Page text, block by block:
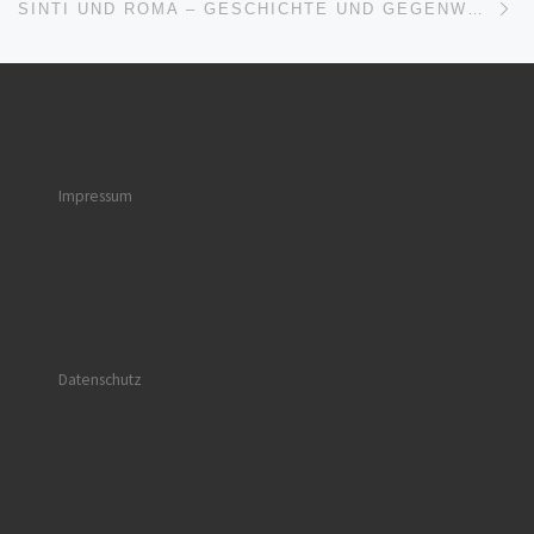
Impressum
Datenschutz